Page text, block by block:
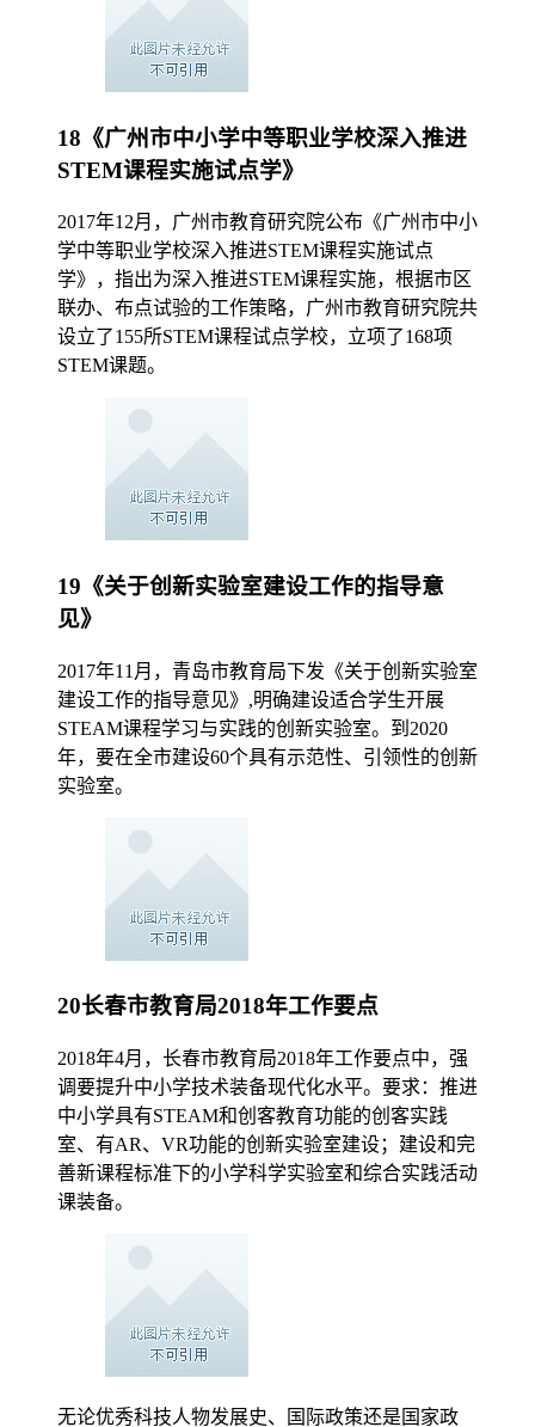
18《广州市中小学中等职业学校深入推进
STEM课程实施试点学》
2017年12月，广州市教育研究院公布《广州市中小
学中等职业学校深入推进STEM课程实施试点
学》，指出为深入推进STEM课程实施，根据市区
联办、布点试验的工作策略，广州市教育研究院共
设立了155所STEM课程试点学校，立项了168项
STEM课题。
19《关于创新实验室建设工作的指导意
见》
2017年11月，青岛市教育局下发《关于创新实验室
建设工作的指导意见》,明确建设适合学生开展
STEAM课程学习与实践的创新实验室。到2020
年，要在全市建设60个具有示范性、引领性的创新
实验室。
20长春市教育局2018年工作要点
2018年4月，长春市教育局2018年工作要点中，强
调要提升中小学技术装备现代化水平。要求：推进
中小学具有STEAM和创客教育功能的创客实践
室、有AR、VR功能的创新实验室建设；建设和完
善新课程标准下的小学科学实验室和综合实践活动
课装备。
无论优秀科技人物发展史、国际政策还是国家政